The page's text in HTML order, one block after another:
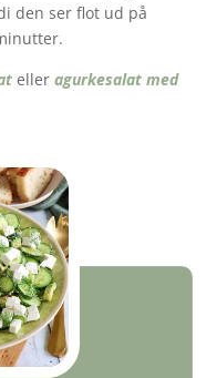
den ser flot ud på
elleragurkesalat med